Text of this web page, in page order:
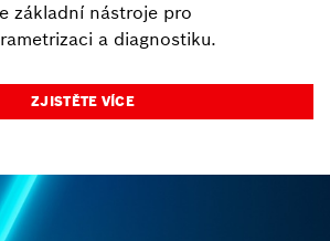
základní nástroje pro
a diagnostiku.
ZJISTĚTE VÍCE